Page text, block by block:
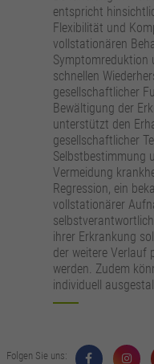
entspricht
Flexibilität und
vollstationären
Symptomreduktion
schnellen
gesellschaftlicher
Bewältigung der
unterstützt den
gesellschaftlicher
Selbstbestimmung
Vermeidung
Regression, ein
vollstationärer
ihrer Erkrankung
der weitere Verlauf
werden. Zudem
individuell
Folgen Sie uns: